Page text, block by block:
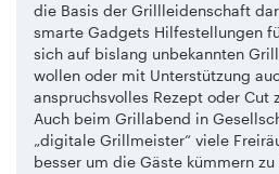
die Basis der Grillleidenschaft
smarte Gadgets Hilfestellungen
sich auf bislang unbekannten
wollen oder mit Unterstützung
anspruchsvolles Rezept oder Cut
Auch beim Grillabend in
„digitale Grillmeister“ viele
besser um die Gäste kümmern zu